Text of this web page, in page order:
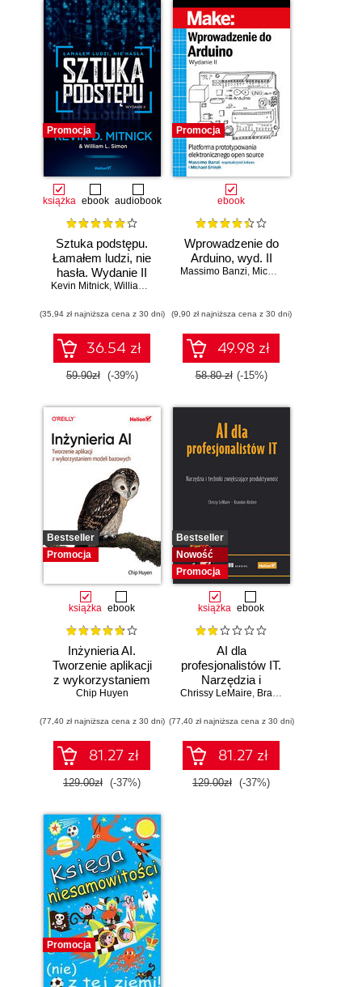
Promocja
książka ebook audiobook
Sztuka podstępu.
Łamałem ludzi, nie
hasła. Wydanie II
Kevin Mitnick, William L. Simon
(35,94 zł najniższa cena z 30 dni)
36.54 zł
59.90zł (-39%)
Promocja
ebook
Wprowadzenie do
Arduino, wyd. II
Massimo Banzi, Michael Shiloh
(9,90 zł najniższa cena z 30 dni)
49.98 zł
58.80 zł (-15%)
Bestseller
Promocja
książka ebook
Inżynieria AI.
Tworzenie aplikacji
z wykorzystaniem
modeli bazowych
Chip Huyen
(77,40 zł najniższa cena z 30 dni)
81.27 zł
129.00zł (-37%)
Bestseller
Nowość
Promocja
książka ebook
AI dla
profesjonalistów IT.
Narzędzia i
techniki
produktywność
Chrissy LeMaire, Brandon Abshire
(77,40 zł najniższa cena z 30 dni)
81.27 zł
129.00zł (-37%)
Promocja